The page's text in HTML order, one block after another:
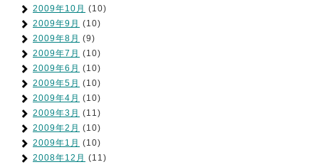
2009年10月 (10)
2009年9月 (10)
2009年8月 (9)
2009年7月 (10)
2009年6月 (10)
2009年5月 (10)
2009年4月 (10)
2009年3月 (11)
2009年2月 (10)
2009年1月 (10)
2008年12月 (11)